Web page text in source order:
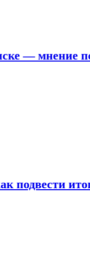
— мнение